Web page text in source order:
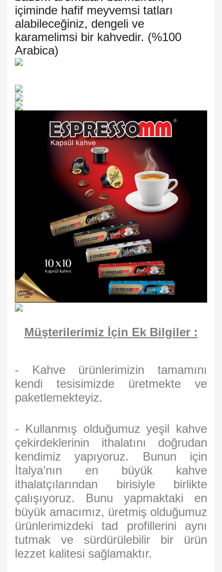
içiminde hafif meyvemsi tatları
alabileceğiniz, dengeli ve
karamelimsi bir kahvedir. (%100
Arabica)
Müşterilerimiz İçin Ek Bilgiler :
- Kahve ürünlerimizin tamamını
kendi tesisimizde üretmekte ve
paketlemekteyiz.
- Kullanmış olduğumuz yeşil kahve
çekirdeklerinin ithalatını doğrudan
kendimiz yapıyoruz. Bunun için
İtalya’nın en büyük kahve
ithalatçılarından birisiyle birlikte
çalışıyoruz. Bunu yapmaktaki en
büyük amacımız, üretmiş olduğumuz
ürünlerimizdeki tad profillerini aynı
tutmak ve sürdürülebilir bir ürün
lezzet kalitesi sağlamaktır.